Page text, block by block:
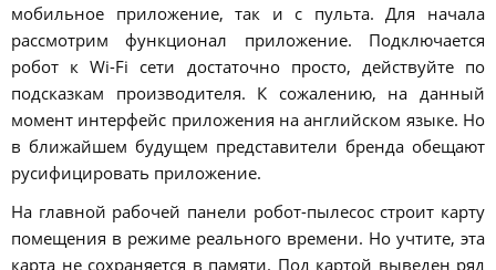
мобильное приложение, так и с пульта. Для начала
рассмотрим функционал приложение. Подключается
робот к Wi-Fi сети достаточно просто, действуйте по
подсказкам производителя. К сожалению, на данный
момент интерфейс приложения на английском языке. Но
в ближайшем будущем представители бренда обещают
русифицировать приложение.
На главной рабочей панели робот-пылесос строит карту
помещения в режиме реального времени. Но учтите, эта
карта не сохраняется в памяти. Под картой выведен ряд